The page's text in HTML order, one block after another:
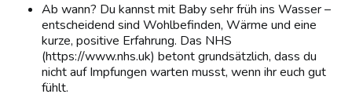
Ab wann? Du kannst mit Baby sehr früh ins Wasser –
entscheidend sind Wohlbefinden, Wärme und eine
kurze, positive Erfahrung. Das NHS
(https://www.nhs.uk) betont grundsätzlich, dass du
nicht auf Impfungen warten musst, wenn ihr euch gut
fühlt.